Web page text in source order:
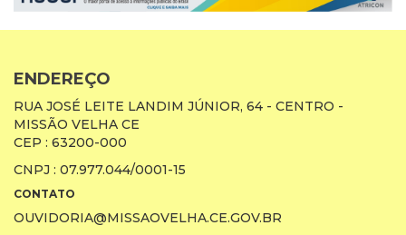
ENDEREÇO
RUA JOSÉ LEITE LANDIM JÚNIOR, 64 - CENTRO -
MISSÃO VELHA CE
CEP : 63200-000
CNPJ : 07.977.044/0001-15
CONTATO
OUVIDORIA@MISSAOVELHA.CE.GOV.BR